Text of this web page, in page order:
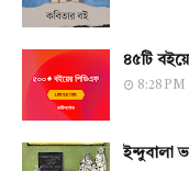
৪৫টি
8:28 PM
ইন্দুবালা